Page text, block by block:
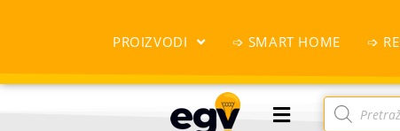
PROIZVODI ➩ SMART HOME ➩